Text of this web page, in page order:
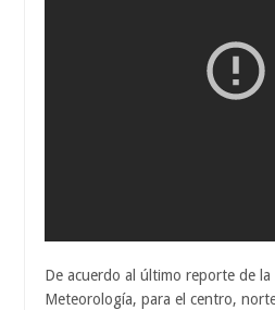
De acuerdo al último reporte de la
Meteorología, para el centro,